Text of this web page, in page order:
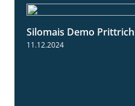
Silomais Demo
11.12.2024